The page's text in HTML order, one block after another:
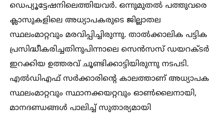
ഡെപ്യൂട്ടേഷനിലെത്തിയവർ. ഒന്നുമുതല്‍ പത്തുവരെ
ക്ലാസുകളിലെ അധ്യാപകരുടെ ജില്ലാതല
സ്ഥലംമാറ്റവും മരവിപ്പിച്ചിരുന്നു. താല്‍ക്കാലിക പട്ടിക
പ്രസിദ്ധീകരിച്ചതിനുപിന്നാലെ സെൻസസ് ഡയറക്‌ടർ
ഇറക്കിയ ഉത്തരവ് ചൂണ്ടിക്കാട്ടിയിരുന്നു നടപടി.
എല്‍ഡിഎഫ്‌ സർക്കാരിന്റെ കാലത്താണ് അധ്യാപക
സ്ഥലംമാറ്റവും സ്ഥാനക്കയറ്റവും ഓണ്‍ലൈനായി,
മാനദണ്ഡങ്ങള്‍ പാലിച്ച്‌ സുതാര്യമായി